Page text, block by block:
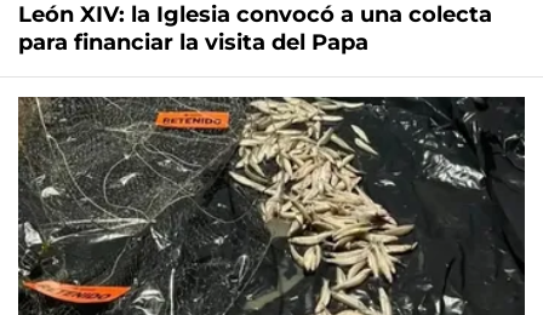
León XIV: la Iglesia convocó a una colecta
para financiar la visita del Papa